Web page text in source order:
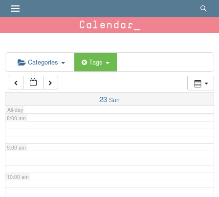
Calendar
Categories Tags
23 Sun
All-day
6:00 am
7:00 am
8:00 am
9:00 am
10:00 am